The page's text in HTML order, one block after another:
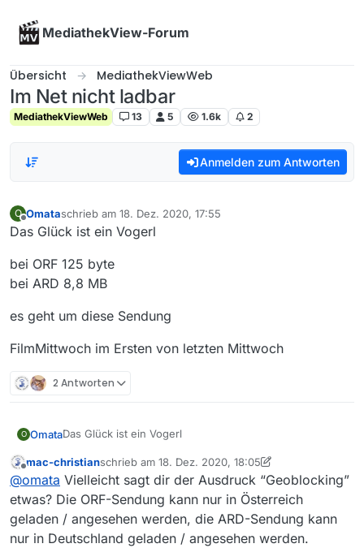
MediathekView-Forum
Übersicht MediathekViewWeb
Im Net nicht ladbar
MediathekViewWeb 13 5 1.6k 2
Anmelden zum Antworten
O
Offline
Omataschrieb am 18. Dez. 2020, 17:55
zuletzt editiert von
Das Glück ist ein Vogerl
bei ORF 125 byte
bei ARD 8,8 MB
es geht um diese Sendung
FilmMittwoch im Ersten von letzten Mittwoch
2 Antworten
O OmataDas Glück ist ein Vogerl
bei ORF 125 byte
bei ARD 8,8 MB
es geht um diese Sendung
FilmMittwoch im Ersten von letzten Mittwoch
Offline
mac-christianschrieb am 18. Dez. 2020, 18:05
zuletzt editiert von mac-christian
@omata Vielleicht sagt dir der Ausdruck “Geoblocking”
etwas? Die ORF-Sendung kann nur in Österreich
geladen / angesehen werden, die ARD-Sendung kann
nur in Deutschland geladen / angesehen werden.